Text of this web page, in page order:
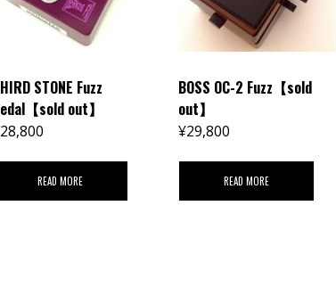
STONE Fuzz
【sold out】
28,800
READ MORE
BOSS OC-2 Fuzz【sold
out】
¥29,800
READ MORE